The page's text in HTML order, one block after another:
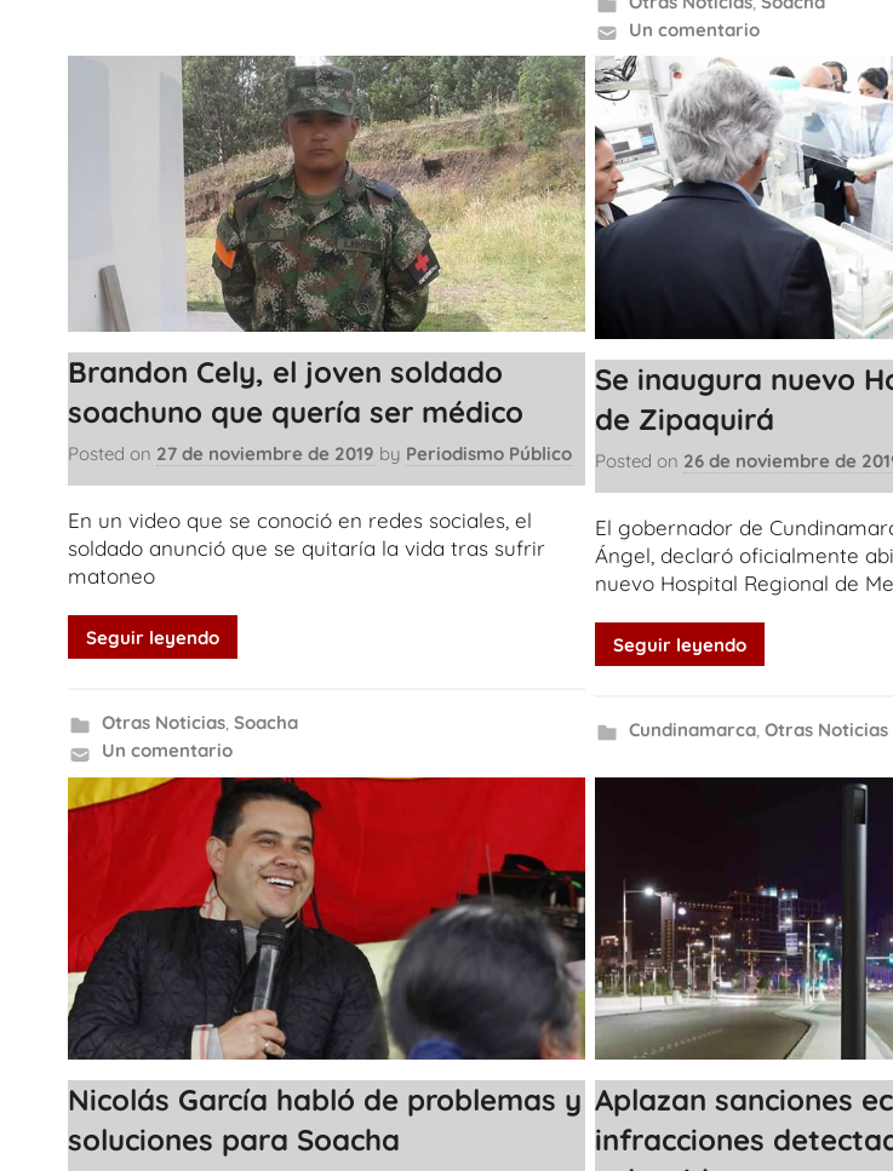
Un comentario
Brandon Cely, el joven soldado
soachuno que quería ser médico
Posted on 27 de noviembre de 2019 by Periodismo Público
En un video que se conoció en redes sociales, el
soldado anunció que se quitaría la vida tras sufrir
matoneo
Seguir leyendo
Otras Noticias, Soacha
Un comentario
Se inaugura nuevo
de Zipaquirá
Posted on 26 de noviembre de
El gobernador de
Ángel, declaró oficialmente
nuevo Hospital Regional de
Seguir leyendo
Cundinamarca, Otras Noticias
Nicolás García habló de problemas y
soluciones para Soacha
Aplazan sanciones
infracciones